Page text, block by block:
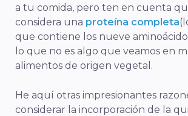
a tu comida, pero ten en cuenta
considera una proteína completa
que contiene los nueve
lo que no es algo que veamos en
alimentos de origen vegetal.
He aquí otras impresionantes
considerar la incorporación de la